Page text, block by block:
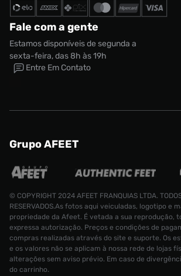
Fale com a gente
Estamos disponíveis de segunda a
sexta-feira, das 8h às 19h
Entre Em Contato
Grupo AFEET
© COPYRIGHT 2024 AFEET FRANQUIAS LTDA.
RESERVADOS.As fotos aqui veiculadas, logotipo e
propriedade da Afeet. É vetada a sua reprodução,
expressa autorização. Preços e condições de
compras realizadas através do site e suporte. Os
e os valores não se aplicam à nossa rede de lojas
alterações sem aviso prévio. Em caso de
do carrinho.